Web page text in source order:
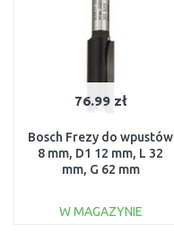
76.99 zł
Bosch Frezy do wpustów
8 mm, D1 12 mm, L 32
mm, G 62 mm
W MAGAZYNIE